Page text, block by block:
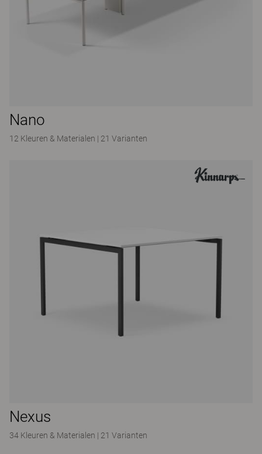
Nano
12 Kleuren & Materialen | 21 Varianten
Nexus
34 Kleuren & Materialen | 21 Varianten